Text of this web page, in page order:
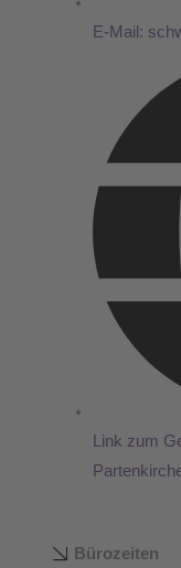
E-Mail:
Link zum
Bürozeiten